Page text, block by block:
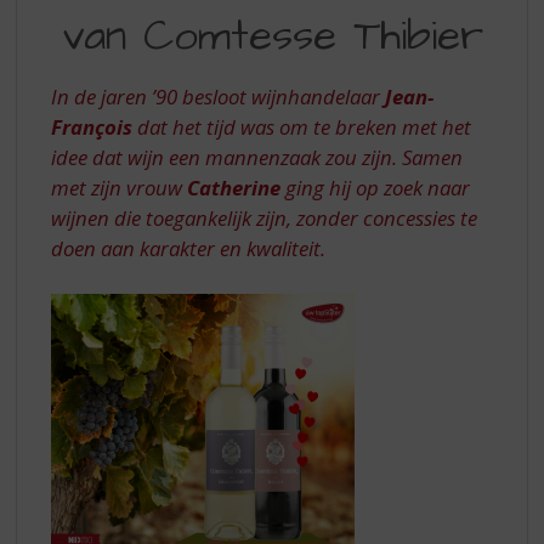
CHARME
COMTESSE
THIBIER
van Comtesse Thibier
In de jaren ’90 besloot wijnhandelaarJean-
François dat het tijd was om te breken met het
idee dat wijn een mannenzaak zou zijn. Samen
met zijn vrouwCatherine ging hij op zoek naar
wijnen die toegankelijk zijn, zonder concessies te
doen aan karakter en kwaliteit.